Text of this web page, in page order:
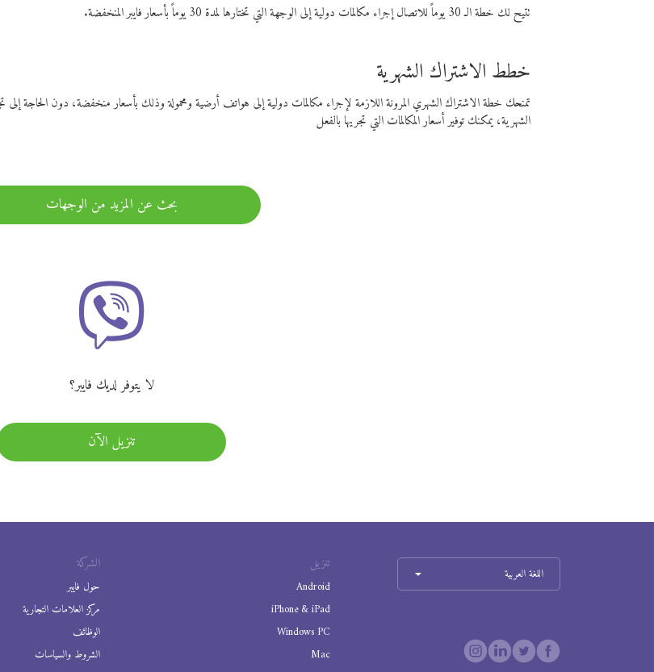
تتيح لك خطة الـ 30 يوماً للاتصال إجراء مكالمات دولية إلى الوجهة التي تختارها لمدة 30 يوماً بأسعار فايبر المنخفضة.
خطط الاشتراك الشهرية
تمنحك خطة الاشتراك الشهري المرونة اللازمة لإجراء مكالمات دولية إلى هواتف أرضية ومحمولة وذلك بأسعار منخفضة، دون
الشهرية، يمكنك توفير أسعار المكالمات التي تجريها بالفعل
بحث عن المزيد من الوجهات
لا يتوفر لديك فايبر؟
تنزيل الآن
الشركة
حول فايبر
مركز العلامات التجارية
الوظائف
الشروط والسياسات
تنزيل
Android
iPhone & iPad
Windows PC
Mac
اللغة العربية